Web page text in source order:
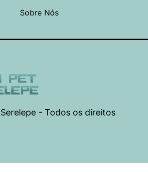
Sobre Nós
- Todos os direitos